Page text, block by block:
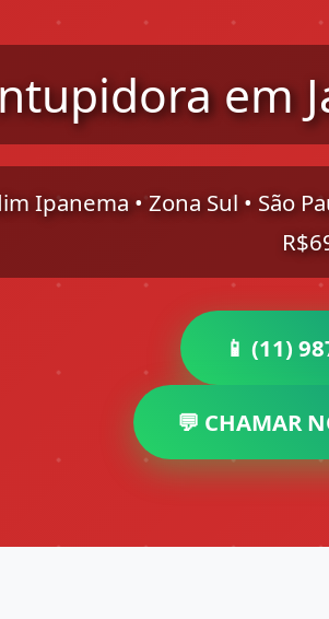
em
Ipanema • Zona Sul • São
📱 (11)
💬 CHAMAR